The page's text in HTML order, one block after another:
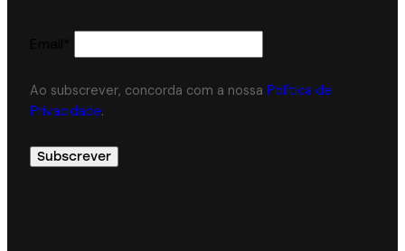
Ao subscrever, concorda com a nossa Política de
Privacidade.